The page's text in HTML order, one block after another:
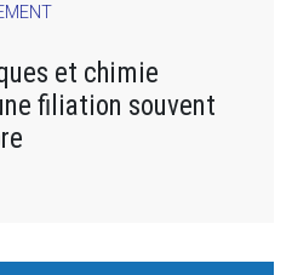
et chimie
filiation souvent